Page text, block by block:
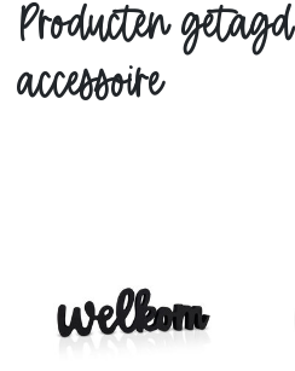
Producten
accessoire